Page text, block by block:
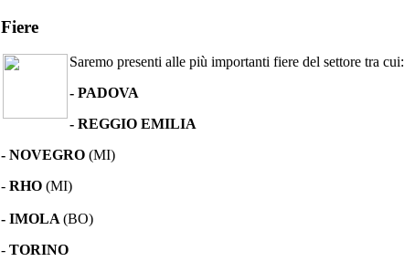
Fiere
Saremo presenti alle più importanti fiere del settore tra cui:
- PADOVA
- REGGIO EMILIA
- NOVEGRO(MI)
-RHO (MI)
- IMOLA (BO)
- TORINO